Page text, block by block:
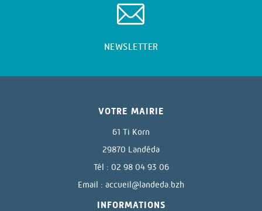
NEWSLETTER
VOTRE MAIRIE
61 Ti Korn
29870 Landéda
Tél : 02 98 04 93 06
Email : accueil@landeda.bzh
INFORMATIONS